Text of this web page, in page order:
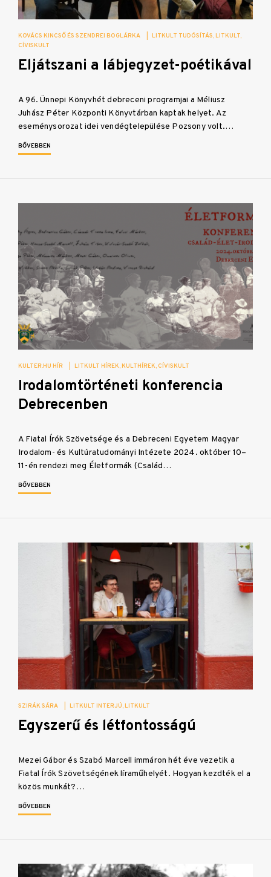
KOVÁCS KINCSŐ ÉS SZENDREI BOGLÁRKA LITKULT TUDÓSÍTÁS LITKULT
CÍVISKULT
Eljátszani a lábjegyzet-poétikával
A 96. Ünnepi Könyvhét debreceni programjai a Méliusz
Juhász Péter Központi Könyvtárban kaptak helyet. Az
eseménysorozat idei vendégtelepülése Pozsony volt.…
BŐVEBBEN
KULTER.HU HÍR LITKULT HÍREK KULTHÍREK CÍVISKULT
Irodalomtörténeti konferencia
Debrecenben
A Fiatal Írók Szövetsége és a Debreceni Egyetem Magyar
Irodalom- és Kultúratudományi Intézete 2024. október 10–
11-én rendezi meg Életformák (Család…
BŐVEBBEN
SZIRÁK SÁRA LITKULT INTERJÚ LITKULT
Egyszerű és létfontosságú
Mezei Gábor és Szabó Marcell immáron hét éve vezetik a
Fiatal Írók Szövetségének líraműhelyét. Hogyan kezdték el a
közös munkát?…
BŐVEBBEN